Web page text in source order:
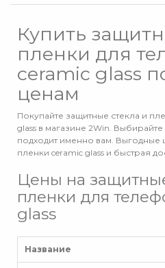
Купить
пленки для
ceramic glass
ценам
Покупайте защитные стекла и
glass в магазине 2Win.
подходит именно вам. Выгодные
пленки ceramic glass и быстрая
Цены на
пленки для
glass
Название